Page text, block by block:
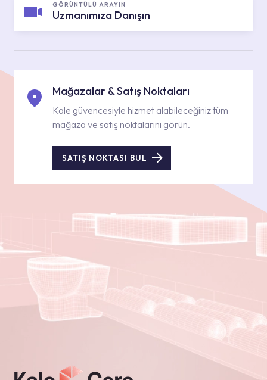
GÖRÜNTÜLÜ ARAYIN
Uzmanımıza Danışın
Mağazalar & Satış Noktaları
Kale güvencesiyle hizmet alabileceğiniz tüm
mağaza ve satış noktalarını görün.
SATIŞ NOKTASI BUL